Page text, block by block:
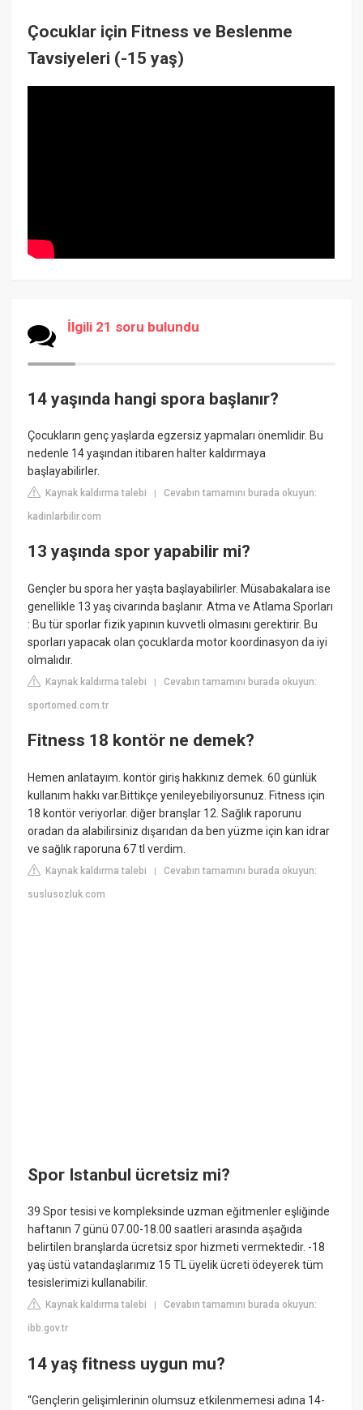
Çocuklar için Fitness ve Beslenme
Tavsiyeleri (-15 yaş)
İlgili 21 soru bulundu
14 yaşında hangi spora başlanır?
Çocukların genç yaşlarda egzersiz yapmaları önemlidir. Bu
nedenle 14 yaşından itibaren halter kaldırmaya
başlayabilirler.
Kaynak kaldırma talebi |Cevabın tamamını burada okuyun:
kadinlarbilir.com
13 yaşında spor yapabilir mi?
Gençler bu spora her yaşta başlayabilirler. Müsabakalara ise
genellikle 13 yaş civarında başlanır. Atma ve Atlama Sporları
: Bu tür sporlar fizik yapının kuvvetli olmasını gerektirir. Bu
sporları yapacak olan çocuklarda motor koordinasyon da iyi
olmalıdır.
Kaynak kaldırma talebi |Cevabın tamamını burada okuyun:
sportomed.com.tr
Fitness 18 kontör ne demek?
Hemen anlatayım. kontör giriş hakkınız demek. 60 günlük
kullanım hakkı var.Bittikçe yenileyebiliyorsunuz. Fitness için
18 kontör veriyorlar. diğer branşlar 12. Sağlık raporunu
oradan da alabilirsiniz dışarıdan da ben yüzme için kan idrar
ve sağlık raporuna 67 tl verdim.
Kaynak kaldırma talebi |Cevabın tamamını burada okuyun:
suslusozluk.com
Spor Istanbul ücretsiz mi?
39 Spor tesisi ve kompleksinde uzman eğitmenler eşliğinde
haftanın 7 günü 07.00-18.00 saatleri arasında aşağıda
belirtilen branşlarda ücretsiz spor hizmeti vermektedir. -18
yaş üstü vatandaşlarımız 15 TL üyelik ücreti ödeyerek tüm
tesislerimizi kullanabilir.
Kaynak kaldırma talebi |Cevabın tamamını burada okuyun:
ibb.gov.tr
14 yaş fitness uygun mu?
“Gençlerin gelişimlerinin olumsuz etkilenmemesi adına 14-